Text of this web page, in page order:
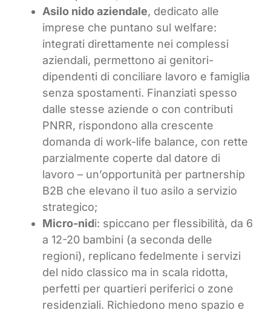
Asilo nido aziendale, dedicato alle
imprese che puntano sul welfare:
integrati direttamente nei complessi
aziendali, permettono ai genitori-
dipendenti di conciliare lavoro e famiglia
senza spostamenti. Finanziati spesso
dalle stesse aziende o con contributi
PNRR, rispondono alla crescente
domanda di work-life balance, con rette
parzialmente coperte dal datore di
lavoro – un’opportunità per partnership
B2B che elevano il tuo asilo a servizio
strategico;
Micro-nidi: spiccano per flessibilità, da 6
a 12-20 bambini (a seconda delle
regioni), replicano fedelmente i servizi
del nido classico ma in scala ridotta,
perfetti per quartieri periferici o zone
residenziali. Richiedono meno spazio e